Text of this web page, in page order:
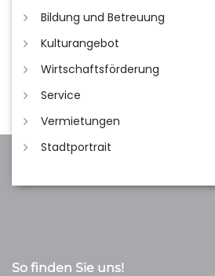
Bildung und Betreuung
Kulturangebot
Wirtschaftsförderung
Service
Vermietungen
Stadtportrait
So finden Sie uns!